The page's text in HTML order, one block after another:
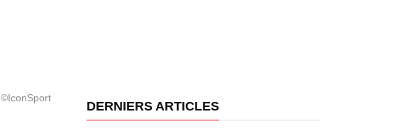
©IconSport
DERNIERS ARTICLES